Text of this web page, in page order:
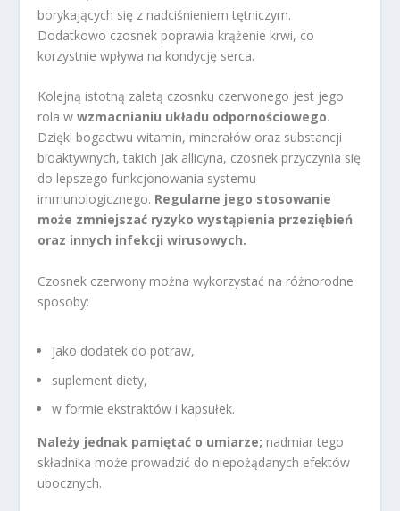
borykających się z nadciśnieniem tętniczym.
Dodatkowo czosnek poprawia krążenie krwi, co
korzystnie wpływa na kondycję serca.
Kolejną istotną zaletą czosnku czerwonego jest jego
rola wwzmacnianiu układu odpornościowego.
Dzięki bogactwu witamin, minerałów oraz substancji
bioaktywnych, takich jak allicyna, czosnek przyczynia się
do lepszego funkcjonowania systemu
immunologicznego. Regularne jego stosowanie
może zmniejszać ryzyko wystąpienia przeziębień
oraz innych infekcji wirusowych.
Czosnek czerwony można wykorzystać na różnorodne
sposoby:
jako dodatek do potraw,
suplement diety,
w formie ekstraktów i kapsułek.
Należy jednak pamiętać o umiarze; nadmiar tego
składnika może prowadzić do niepożądanych efektów
ubocznych.